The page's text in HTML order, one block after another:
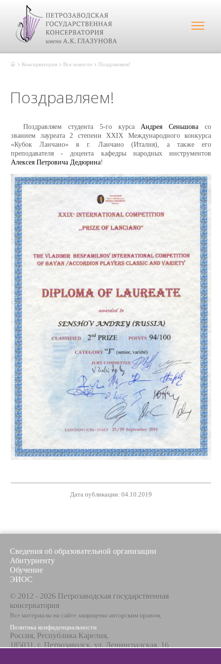
Консерватория Все новости Поздравляем!
Поздравляем!
Поздравляем студента 5-го курсаАндрея Сеньшова со
званием лауреата 2 степени XXIX Международного конкурса
«Кубок Ланчано» в г. Ланчано (Италия), а также его
преподавателя - доцента кафедры народных инструментов
Алексея Петровича Дедюрина!
Дата публикации: 04.10.2019
Сведения об образовательной организации
Абитуриенту
Обучение
ЭИОС
© 2012 - 2026 Петрозаводская государственная
консерватория
Все материалы на сайте защищены авторским правом,
Политика конфиденциальности
Россия, Республика Карелия,
185031, г. Петрозаводск, ул. Ленинградская, 16